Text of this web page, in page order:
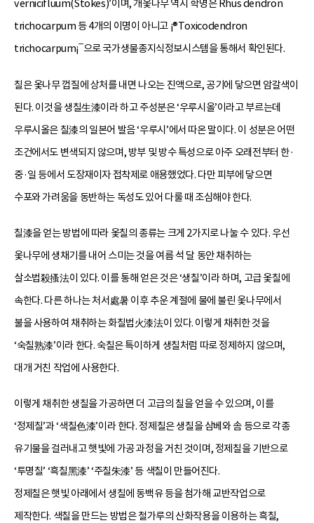
vernicifluum(Stokes)’이며, 개옻나무 역시 학명은 Rhus dendron
trichocarpum 등 4개의 이명이 아니고 ¡®Toxicodendron
trichocarpum¡¯으로 국가생물종지식정보시스템을 통해서 확인된다.
칠은 옻나무 껍질에 상처를 내면 나오는 진액으로, 공기에 닿으면 암갈색이
된다. 이것을 생칠生漆이라 하고 주성분은 ‘우루시올’이라고 부르는데
우루시올은 칠漆의 일본어 발음 ‘우루시’에서 따온 말이다. 이 성분은 어떤
조건에서도 변색되지 않으며, 방부 및 방수 특성으로 아주 오래전부터 한·
중·일 등에서 도장재이자 접착제로 애용했었다. 다만 피부에 닿으면
수포와 가려움을 동반하는 독성도 있어 다룰 때 조심해야 한다.
칠漆을 얻는 방법에 따라 옻칠의 종류는 크게 2가지로 나눌 수 있다. 우선
옻나무에 생채기를 내어 스미는 것을 여름 석 달 동안 채취하는
살소법殺搔法이 있다. 이를 통해 얻은 것은 ‘생칠’이라 하며, 고급 옻칠에
속한다. 다른 하나는 처서處暑 이후 추운 계절에 물에 불린 옻나무에서
불을 사용하여 채취하는 화칠법火漆法이 있다. 이렇게 채취한 것을
‘숙칠熟漆’이라 한다. 숙칠은 특이하게 생칠처럼 따로 정제하지 않으며,
대개 거친 작업에 사용한다.
이렇게 채취한 생칠을 가공하면 더 고급의 칠을 얻을 수 있으며, 이를
‘정제칠’과 ‘색칠色漆’이라 한다. 정제칠은 생칠을 삼베와 솜 등으로 각종
유기물을 걸러내고 햇빛에 가공 과정을 거친 것이며, 정제칠을 기반으로
‘투명칠’ ‘흑칠黑漆’ ‘주칠朱漆’ 등 색칠이 만들어진다.
정제칠은 햇빛 아래에서 생칠에 동백유 등을 첨가해 교반작업으로
제작한다. 색칠을 만드는 방법은 철가루의 산화작용을 이용하는 흑칠,